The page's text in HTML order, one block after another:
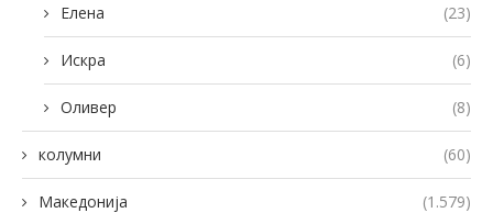
Елена (23)
Искра (6)
Оливер (8)
колумни (60)
Македонија (1.579)